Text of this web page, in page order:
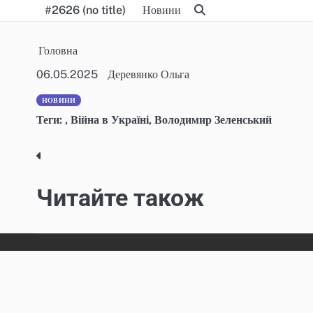
to
#2626 (no title) Новини
Головна
06.05.2025
Деревянко Ольга
НОВИНИ
Теги: , Війна в Україні, Володимир Зеленський
Post
navigation
Читайте також